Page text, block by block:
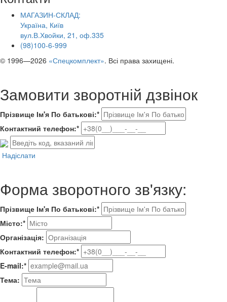
МАГАЗИН-СКЛАД:
Україна, Київ
вул.В.Хвойки, 21, оф.335
(98)100-6-999
© 1996—2026 «Спецкомплект». Всі права захищені.
Замовити зворотній дзвінок
Прізвище Ім'я По батькові:*
Контактний телефон:*
Надіслати
Форма зворотного зв'язку:
Прізвище Ім'я По батькові:*
Місто:*
Організація:
Контактний телефон:*
E-mail:*
Тема: